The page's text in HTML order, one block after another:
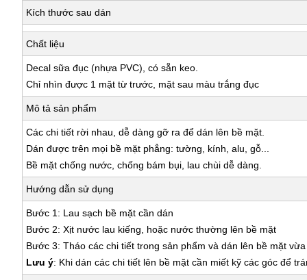
Kích thước sau dán
Chất liệu
Decal sữa đục (nhựa PVC), có sẵn keo.
Chỉ nhìn được 1 mặt từ trước, mặt sau màu trắng đục
Mô tả sản phẩm
Các chi tiết rời nhau, dễ dàng gỡ ra để dán lên bề mặt.
Dán được trên mọi bề mặt phẳng: tường, kính, alu, gỗ...
Bề mặt chống nước, chống bám bụi, lau chùi dễ dàng.
Hướng dẫn sử dụng
Bước 1: Lau sạch bề mặt cần dán
Bước 2: Xịt nước lau kiếng, hoặc nước thường lên bề mặt
Bước 3: Tháo các chi tiết trong sản phẩm và dán lên bề mặt
Lưu ý: Khi dán các chi tiết lên bề mặt cần miết kỹ các góc để